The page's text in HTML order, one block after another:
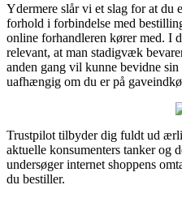
Ydermere slår vi et slag for at du
forhold i forbindelse med
online forhandleren kører med. I
relevant, at man stadigvæk
anden gang vil kunne bevidne
uafhængig om du er på
Trustpilot tilbyder dig fuldt ud
aktuelle konsumenters tanker og
undersøger internet shoppens
du bestiller.